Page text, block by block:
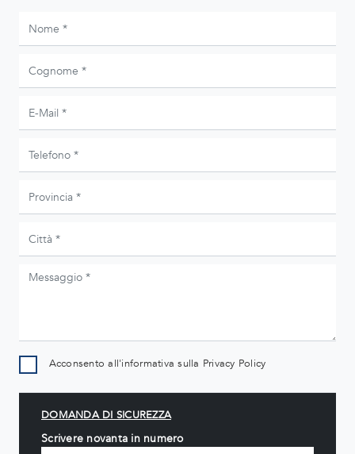
Acconsento all'informativa sulla Privacy Policy
DOMANDA DI SICUREZZA
Scrivere novanta in numero